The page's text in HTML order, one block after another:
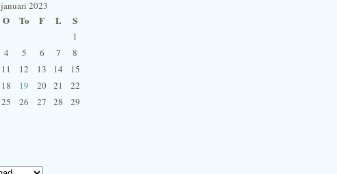
januari 2023
O To F L S
1
4 5 6 7
8
11 12 13 14
15
18 19 20 21
22
25 26 27 28
29